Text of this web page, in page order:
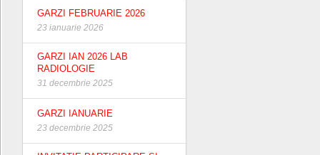
GARZI FEBRUARIE 2026
23 ianuarie 2026
GARZI IAN 2026 LAB
RADIOLOGIE
31 decembrie 2025
GARZI IANUARIE
23 decembrie 2025